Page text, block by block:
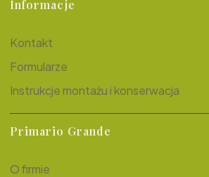
Informacje
Kontakt
Formularze
Instrukcje montażu i konserwacja
Primario Grande
O firmie